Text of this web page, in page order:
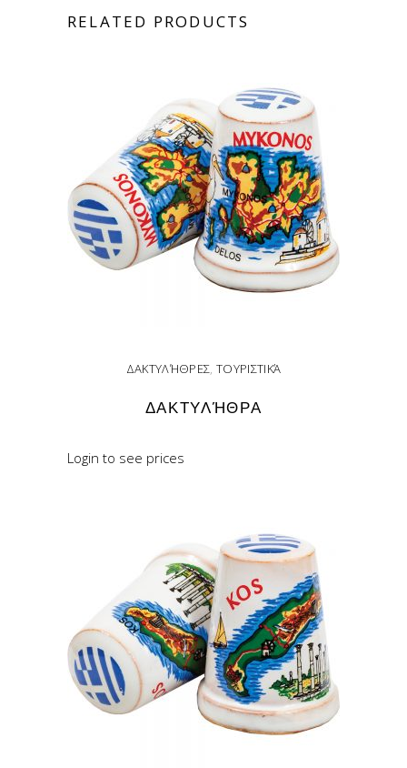
RELATED PRODUCTS
ΔΑΚΤΥΛΉΘΡΕΣ, ΤΟΥΡΙΣΤΙΚΆ
ΔΑΚΤΥΛΉΘΡΑ
READ MORE
Login to see prices